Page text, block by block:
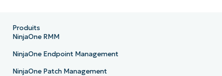
Produits
NinjaOne RMM
NinjaOne Endpoint Management
NinjaOne Patch Management